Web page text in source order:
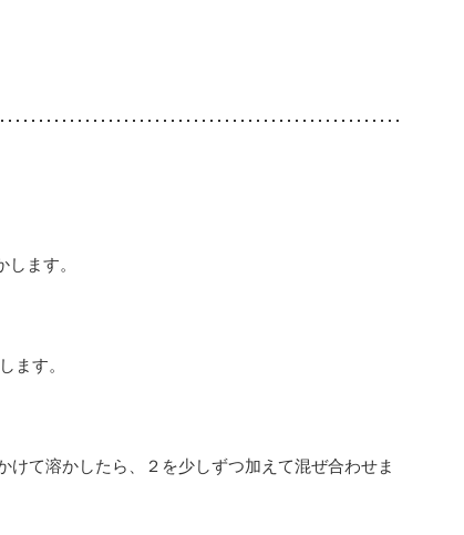
ます。
ます。
て溶かしたら、２を少しずつ加えて混ぜ合わせま